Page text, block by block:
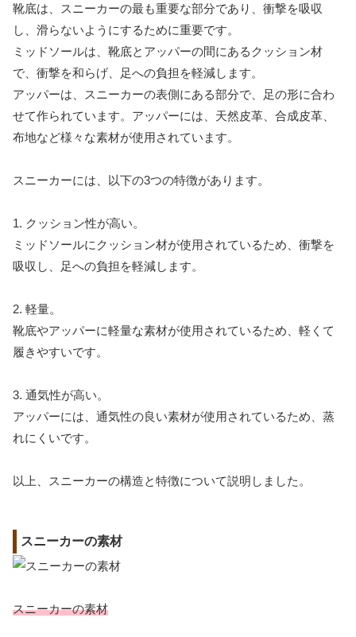
靴底は、スニーカーの最も重要な部分であり、衝撃を吸収
し、滑らないようにするために重要です。
ミッドソールは、靴底とアッパーの間にあるクッション材
で、衝撃を和らげ、足への負担を軽減します。
アッパーは、スニーカーの表側にある部分で、足の形に合わ
せて作られています。アッパーには、天然皮革、合成皮革、
布地など様々な素材が使用されています。
スニーカーには、以下の3つの特徴があります。
1. クッション性が高い。
ミッドソールにクッション材が使用されているため、衝撃を
吸収し、足への負担を軽減します。
2. 軽量。
靴底やアッパーに軽量な素材が使用されているため、軽くて
履きやすいです。
3. 通気性が高い。
アッパーには、通気性の良い素材が使用されているため、蒸
れにくいです。
以上、スニーカーの構造と特徴について説明しました。
スニーカーの素材
スニーカーの素材